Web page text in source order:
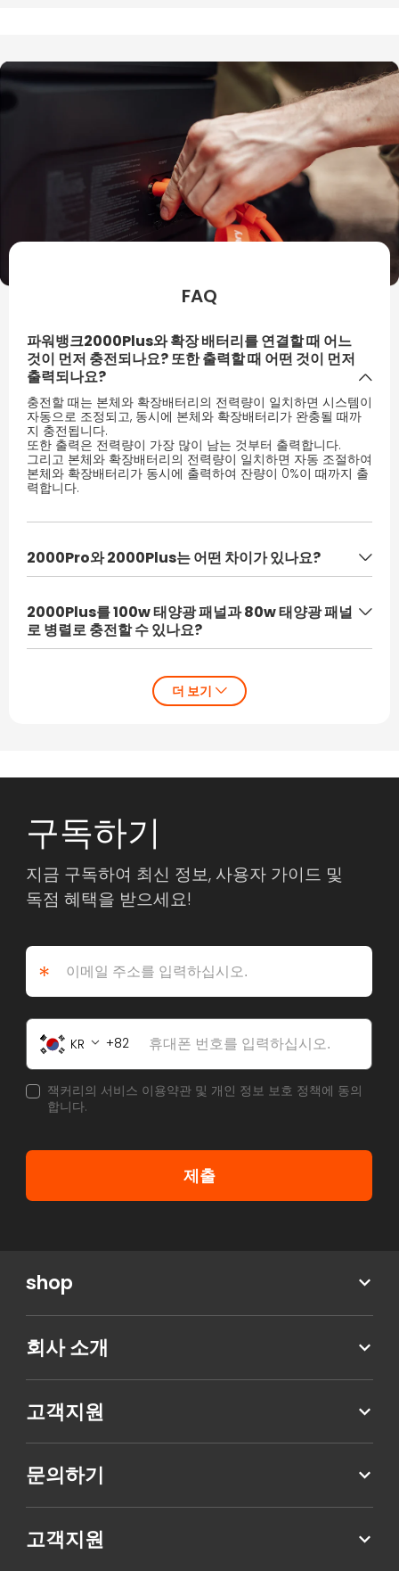
FAQ
파워뱅크2000Plus와 확장 배터리를 연결할 때 어느
것이 먼저 충전되나요? 또한 출력할 때 어떤 것이 먼저
출력되나요?
충전할 때는 본체와 확장배터리의 전력량이 일치하면 시스템이
자동으로 조정되고, 동시에 본체와 확장배터리가 완충될 때까
지 충전됩니다.
또한 출력은 전력량이 가장 많이 남는 것부터 출력합니다.
그리고 본체와 확장배터리의 전력량이 일치하면 자동 조절하여
본체와 확장배터리가 동시에 출력하여 잔량이 0%이 때까지 출
력합니다.
2000Pro와 2000Plus는 어떤 차이가 있나요?
2000Pro는 삼원리튬 배터리를 사용하고, 2000Plus는 리튬인
산철 배터리를 사용하여 프로 모델보다 수명이 길어졌습니다.
또한 확장 배터리를 사용하여 용량을 늘릴 수도 있습니다.
더 작고 가벼운 것을 원한다면 2000Pro를 권장합니다.
2000Plus를 100w 태양광 패널과 80w 태양광 패널
로 병렬로 충전할 수 있나요?
모델과 수량을 일정하게 유지하여 전압과 전류가 일치하도록
구독하기
지금 구독하여 최신 정보, 사용자 가이드 및
독점 혜택을 받으세요!
*
KR 82
잭커리의 서비스 이용약관 및 개인 정보 보호 정책에 동의
합니다.
제출
shop
회사 소개
고객지원
문의하기
고객지원